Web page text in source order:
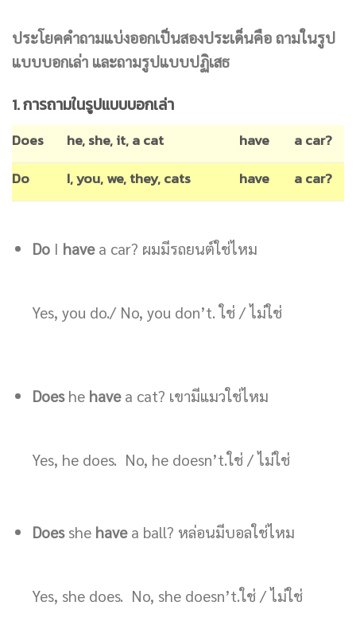
ประโยคคำถามแบ่งออกเป็นสองประเด็นคือ ถามในรูป
แบบบอกเล่า และถามรูปแบบปฏิเสธ
1. การถามในรูปแบบบอกเล่า
Does he, she, it, a cat have
a car?
Do
I, you, we, they, cats have a car?
DoI havea car? ผมมีรถยนต์ใช่ไหม
Yes, you do./ No, you don’t. ใช่ / ไม่ใช่
Doeshe havea cat? เขามีแมวใช่ไหม
Yes, he does. No, he doesn’t.ใช่ / ไม่ใช่
Doesshe havea ball? หล่อนมีบอลใช่ไหม
Yes, she does. No, she doesn’t.ใช่ / ไม่ใช่